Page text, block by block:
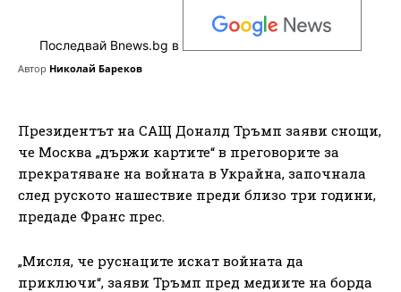
Последвай Bnews.bg в
Автор Николай Бареков
Президентът на САЩ Доналд Тръмп заяви снощи,
че Москва „държи картите“ в преговорите за
прекратяване на войната в Украйна, започнала
след руското нашествие преди близо три години,
предаде Франс прес.
„Мисля, че руснаците искат войната да
приключи“, заяви Тръмп пред медиите на борда